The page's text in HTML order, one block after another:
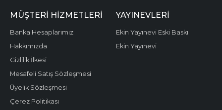
MÜŞTERI HIZMETLERI
Banka Hesaplarımız
Hakkımızda
Gizlilik İlkesi
Mesafeli Satış Sözleşmesi
Üyelik Sözleşmesi
Çerez Politikası
YAYINEVLERI
Ekin Yayınevi Eski Baskı
Ekin Yayınevi